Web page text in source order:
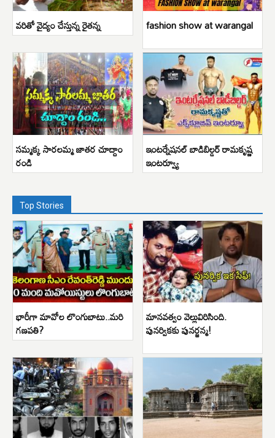
వరితో వైద్యం చేస్తున్న రైతన్న fashion show at warangal
సమ్మక్క సారలమ్మ జాతర చూద్దాం
రండి
ఇంటర్నేషనల్ బాడిబిల్డర్ రామకృష్ణ
ఇంటర్వ్యూ
Top Stories
భారీగా మావోల లొంగుబాటు..మరి
గణపతి?
మానవత్వం వెల్లువిరిసింది.
పునర్వికకు పునర్జన్మ!